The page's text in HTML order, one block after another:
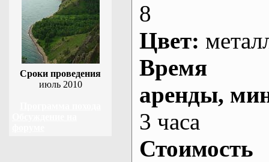
Сроки проведения
июль 2010
8
Цвет:
Время
аренды,
3 часа
Стоимость